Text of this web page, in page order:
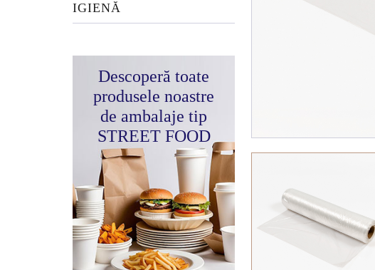
IGIENĂ
Descoperă toate
produsele noastre
de ambalaje tip
STREET FOOD